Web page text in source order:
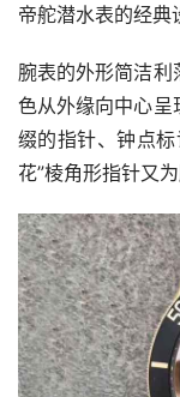
帝舵潜水表的经典
腕表的外形简洁
色从外缘向中心呈
缀的指针、钟点
花”棱角形指针又